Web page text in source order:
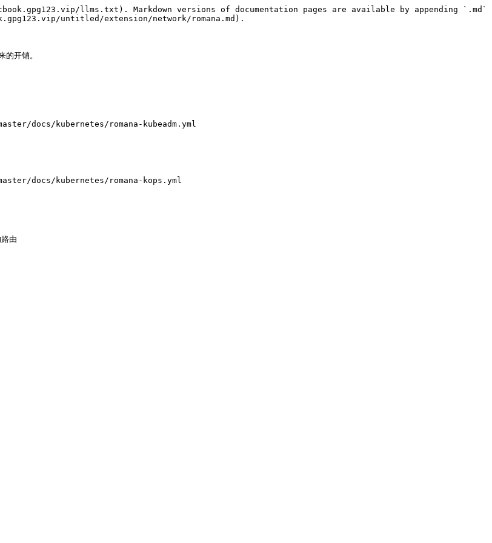
llms.txt). Markdown versions of documentation pages are available by appending `.md`
untitled/extension/network/romana.md).
开销。
docs/kubernetes/romana-kubeadm.yml
docs/kubernetes/romana-kops.yml
由